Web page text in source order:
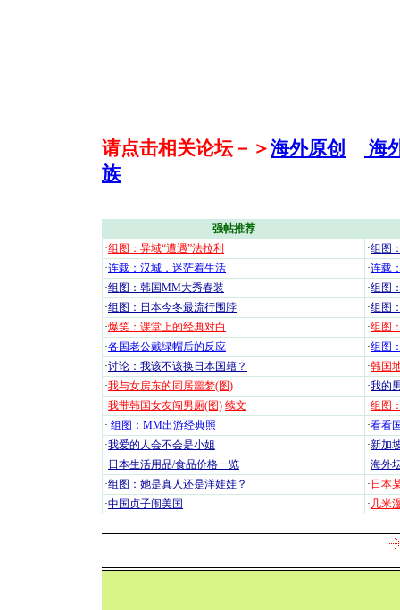
请点击相关论坛－＞海外原创
海
族
强帖推荐
·组图：异域“遭遇”法拉利 ·组图
·连载：汉城，迷茫着生活 ·连载
·组图：韩国MM大秀春装 ·组图
·组图：日本今冬最流行围脖 ·组图
·爆笑：课堂上的经典对白 ·组图
·各国老公戴绿帽后的反应 ·组图
·讨论：我该不该换日本国籍？ ·韩国
·我与女房东的同居噩梦(图) ·我的
·我带韩国女友闯男厕(图) 续文 ·组图
· 组图：MM出游经典照 ·看看
·我爱的人会不会是小姐 ·新加
· 日本生活用品/食品价格一览 ·海外
·组图：她是真人还是洋娃娃？ · 日本
·中国贞子闹美国 · 几米